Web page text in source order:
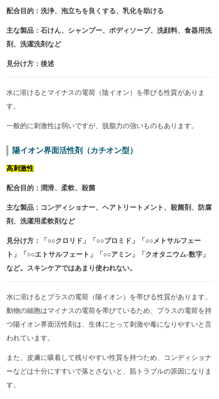
配合目的：洗浄、泡立ちを良くする、乳化を助ける
主な製品：石けん、シャンプー、ボディソープ、洗顔料、食器用洗
剤、洗濯洗剤など
見分け方：後述
水に溶けるとマイナスの電荷（陰イオン）を帯びる性質がありま
す。
一般的に刺激性は弱いですが、脱脂力の強いものもあります。
陽イオン界面活性剤（カチオン型）
高刺激性
配合目的：潤滑、柔軟、殺菌
主な製品： コンディショナー、ヘアトリートメント、殺菌剤、防腐
剤、洗濯用柔軟剤など
見分け方：「○○クロリド」「○○ブロミド」「○○メトサルフェー
ト」「○○エトサルフェート」「○○アミン」「クオタニウム-数字」
など。スキンケアではあまり使われない。
水に溶けるとプラスの電荷（陽イオン）を帯びる性質があります。
動物の細胞はマイナスの電荷を帯びているため、プラスの電荷を持
つ陽イオン界面活性剤は、生体にとって刺激や毒になりやすいと言
われています。
また、皮膚に吸着して残りやすい性質を持つため、コンディショナ
ーなどは十分にすすいで落とさないと、肌トラブルの原因になりま
す。